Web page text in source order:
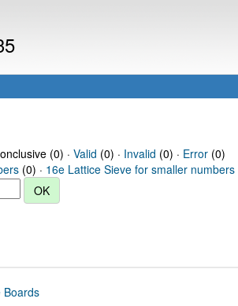
(0) · Valid (0) · Invalid (0) · Error(0)
(0) · 16e Lattice Sieve for smaller numbers
Boards